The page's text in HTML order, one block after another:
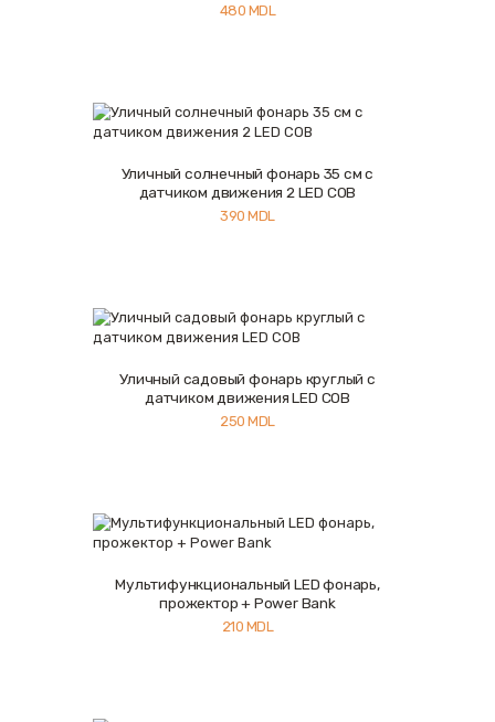
480 MDL
Купить Подробнее
Уличный солнечный фонарь 35 см с
датчиком движения 2 LED COB
390MDL
Купить Подробнее
Уличный садовый фонарь круглый с
датчиком движения LED COB
250MDL
Купить Подробнее
Мультифункциональный LED фонарь,
прожектор + Power Bank
210 MDL